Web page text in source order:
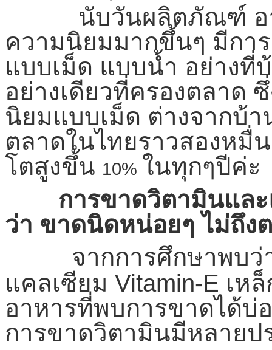
นับวันผลิตภัณฑ์ อาห
ความนิยมมากขึ้นๆ มีกา
แบบเม็ด แบบน้ำ อย่างที่
อย่างเดียวที่ครองตลาด
นิยมแบบเม็ด ต่างจากบ้า
ตลาดในไทยราวสองหมื่
โตสูงขึ้น 10% ในทุกๆปีค่ะ
การขาดวิตามินและแ
ว่า ขาดนิดหน่อยๆ ไม่ถึง
จากการศึกษาพบว่
แคลเซียม Vitamin-E เห
อาหารที่พบการขาดได้บ่
การขาดวิตามินมีหลายป